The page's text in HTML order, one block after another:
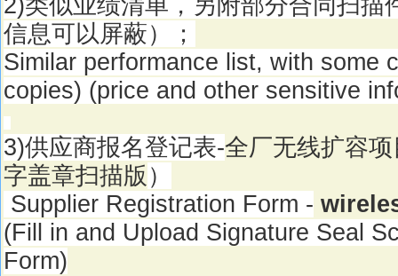
2)类似业绩清单，另附部分合同扫描
信息可以屏蔽）；
Similar performance list, with some
copies) (price and other sensitive
3)供应商报名登记表-全厂无线扩容项
字盖章扫描版 ）
Supplier Registration Form -
(Fill in and Upload Signature Seal
Form)